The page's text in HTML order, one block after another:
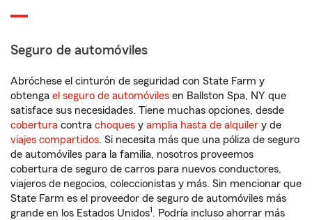
Seguro de automóviles
Abróchese el cinturón de seguridad con State Farm y
obtenga el seguro de automóviles en Ballston Spa, NY que
satisface sus necesidades. Tiene muchas opciones, desde
cobertura contra choques y amplia hasta de alquiler y de
viajes compartidos. Si necesita más que una póliza de seguro
de automóviles para la familia, nosotros proveemos
cobertura de seguro de carros para nuevos conductores,
viajeros de negocios, coleccionistas y más. Sin mencionar que
State Farm es el proveedor de seguro de automóviles más
grande en los Estados Unidos1 . Podría incluso ahorrar más